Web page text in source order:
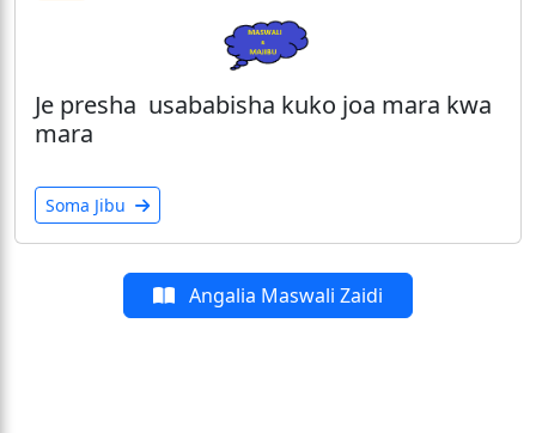
Je presha usababisha kuko joa mara kwa
mara
Soma Jibu
Angalia Maswali Zaidi